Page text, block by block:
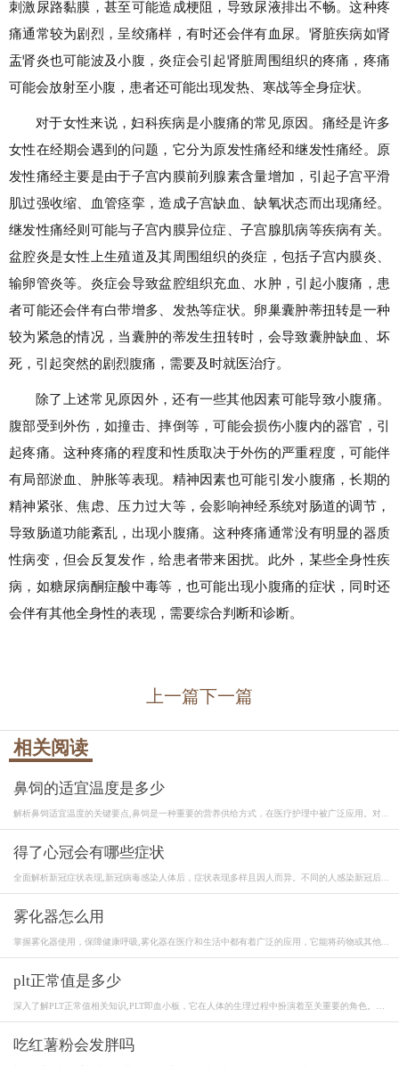
刺激尿路黏膜，甚至可能造成梗阻，导致尿液排出不畅。这种疼
痛通常较为剧烈，呈绞痛样，有时还会伴有血尿。肾脏疾病如肾
盂肾炎也可能波及小腹，炎症会引起肾脏周围组织的疼痛，疼痛
可能会放射至小腹，患者还可能出现发热、寒战等全身症状。
对于女性来说，妇科疾病是小腹痛的常见原因。痛经是许多
女性在经期会遇到的问题，它分为原发性痛经和继发性痛经。原
发性痛经主要是由于子宫内膜前列腺素含量增加，引起子宫平滑
肌过强收缩、血管痉挛，造成子宫缺血、缺氧状态而出现痛经。
继发性痛经则可能与子宫内膜异位症、子宫腺肌病等疾病有关。
盆腔炎是女性上生殖道及其周围组织的炎症，包括子宫内膜炎、
输卵管炎等。炎症会导致盆腔组织充血、水肿，引起小腹痛，患
者可能还会伴有白带增多、发热等症状。卵巢囊肿蒂扭转是一种
较为紧急的情况，当囊肿的蒂发生扭转时，会导致囊肿缺血、坏
死，引起突然的剧烈腹痛，需要及时就医治疗。
除了上述常见原因外，还有一些其他因素可能导致小腹痛。
腹部受到外伤，如撞击、摔倒等，可能会损伤小腹内的器官，引
起疼痛。这种疼痛的程度和性质取决于外伤的严重程度，可能伴
有局部淤血、肿胀等表现。精神因素也可能引发小腹痛，长期的
精神紧张、焦虑、压力过大等，会影响神经系统对肠道的调节，
导致肠道功能紊乱，出现小腹痛。这种疼痛通常没有明显的器质
性病变，但会反复发作，给患者带来困扰。此外，某些全身性疾
病，如糖尿病酮症酸中毒等，也可能出现小腹痛的症状，同时还
会伴有其他全身性的表现，需要综合判断和诊断。
上一篇下一篇
相关阅读
鼻饲的适宜温度是多少
解析鼻饲适宜温度的关键要点,鼻饲是一种重要的营养供给方式，在医疗护理中被广泛应用。对...
得了心冠会有哪些症状
全面解析新冠症状表现,新冠病毒感染人体后，症状表现多样且因人而异。不同的人感染新冠后...
雾化器怎么用
掌握雾化器使用，保障健康呼吸,雾化器在医疗和生活中都有着广泛的应用，它能将药物或其他...
plt正常值是多少
深入了解PLT正常值相关知识,PLT即血小板，它在人体的生理过程中扮演着至关重要的角色。血
吃红薯粉会发胖吗